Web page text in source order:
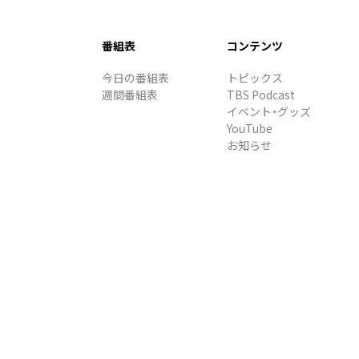
番組表
今日の番組表
週間番組表
コンテンツ
トピックス
TBS Podcast
イベント・グッズ
YouTube
お知らせ